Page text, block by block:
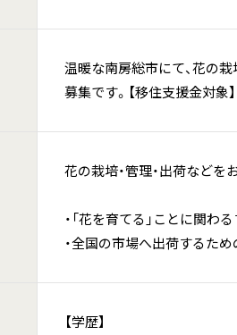
温暖な南房総市にて、花の栽
募集です。【移住支援金対象】
花の栽培・管理・出荷などを
・「花を育てる」ことに関わ
・全国の市場へ出荷するた
【学歴】